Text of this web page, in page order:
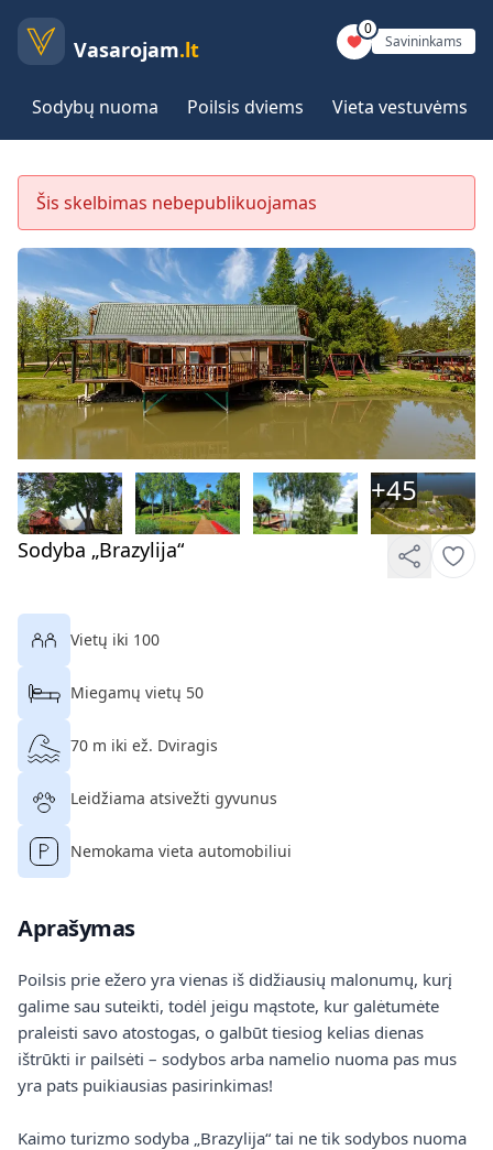
Vasarojam.lt
0
Savininkams
Sodybų nuoma Poilsis dviems Vieta vestuvėms
Šis skelbimas nebepublikuojamas
Sodyba „Brazylija“
+45
Vietų iki 100
Miegamų vietų 50
70 m iki ež. Dviragis
Leidžiama atsivežti gyvunus
Nemokama vieta automobiliui
Aprašymas
Poilsis prie ežero yra vienas iš didžiausių malonumų, kurį
galime sau suteikti, todėl jeigu mąstote, kur galėtumėte
praleisti savo atostogas, o galbūt tiesiog kelias dienas
ištrūkti ir pailsėti – sodybos arba namelio nuoma pas mus
yra pats puikiausias pasirinkimas!
Kaimo turizmo sodyba „Brazylija“ tai ne tik sodybos nuoma